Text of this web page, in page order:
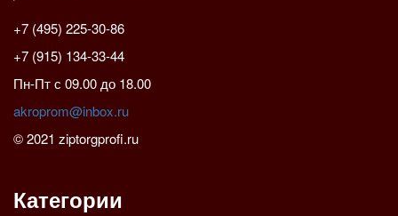
+7 (495) 225-30-86
+7 (915) 134-33-44
Пн-Пт с 09.00 до 18.00
akroprom@inbox.ru
© 2021 ziptorgprofi.ru
Категории